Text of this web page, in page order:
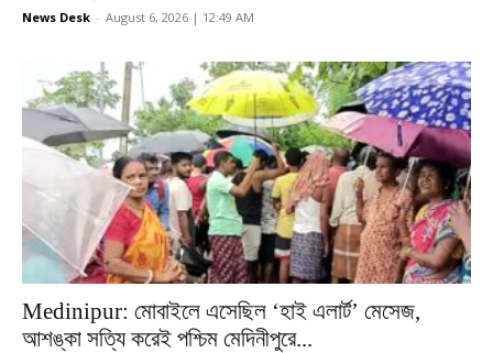
News Desk - August 6, 2026 | 12:49 AM
Medinipur: মোবাইলে এসেছিল ‘হাই এলার্ট’ মেসেজ,
আশঙ্কা সত্যি করেই পশ্চিম মেদিনীপুরে...